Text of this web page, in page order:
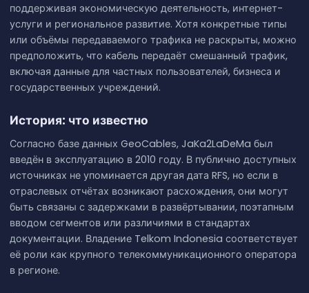
поддерживая экономическую деятельность, интернет-
услуги и региональное развитие. Хотя конкретные типы
или объёмы передаваемого трафика не раскрыты, можно
предположить, что кабель передаёт смешанный трафик,
включая данные для частных пользователей, бизнеса и
государственных учреждений.
История: что известно
Согласно базе данных GeoCables, JaKa2LaDeMa был
введён в эксплуатацию в 2010 году. В публично доступных
источниках не упоминается другая дата RFS, но если в
отраслевых отчётах возникают расхождения, они могут
быть связаны с задержками в развёртывании, поэтапным
вводом сегментов или различиями в стандартах
документации. Владение Telkom Indonesia соответствует
её роли как крупного телекоммуникационного оператора
в регионе.